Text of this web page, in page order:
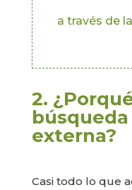
a través de
2.
externa?
Casi todo lo que